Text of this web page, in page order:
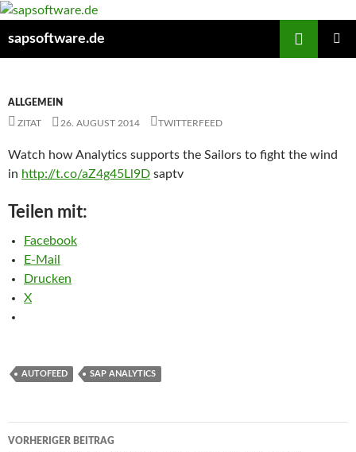
Zum
springen
sapsoftware.de
ALLGEMEIN
ZITAT 26. AUGUST 2014 TWITTERFEED
Watch how Analytics supports the Sailors to fight the wind
in http://t.co/aZ4g45Ll9D saptv
Teilen mit:
Facebook
E-Mail
Drucken
X
AUTOFEED SAP ANALYTICS
Beitragsnavigation
VORHERIGER BEITRAG